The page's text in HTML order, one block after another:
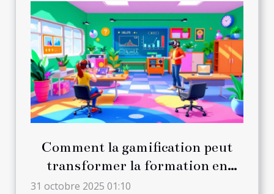
Comment la gamification peut
transformer la formation en
entreprise ?
31 octobre 2025 01:10